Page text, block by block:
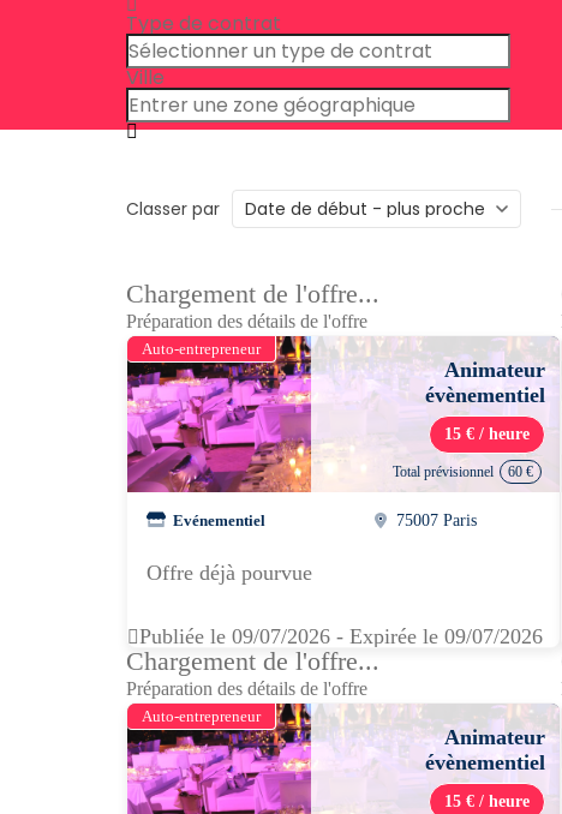
Type de contrat
Ville
Classer par
Chargement de l'offre...
Préparation des détails de l'offre
Auto-entrepreneur
Animateur
évènementiel
15 € / heure
Total prévisionnel 60 €
Evénementiel 75007 Paris
Offre déjà pourvue
Publiée le 09/07/2026 - Expirée le 09/07/2026
Chargement de l'offre...
Préparation des détails de l'offre
Auto-entrepreneur
Animateur
évènementiel
15 € / heure